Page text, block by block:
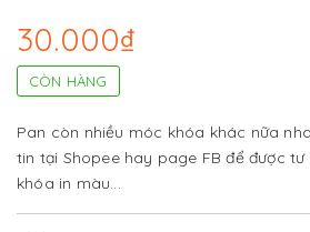
30.000₫
CÒN HÀNG
Pan còn nhiều móc khóa khác nữa
tin tại Shopee hay page FB để được
khóa in màu...